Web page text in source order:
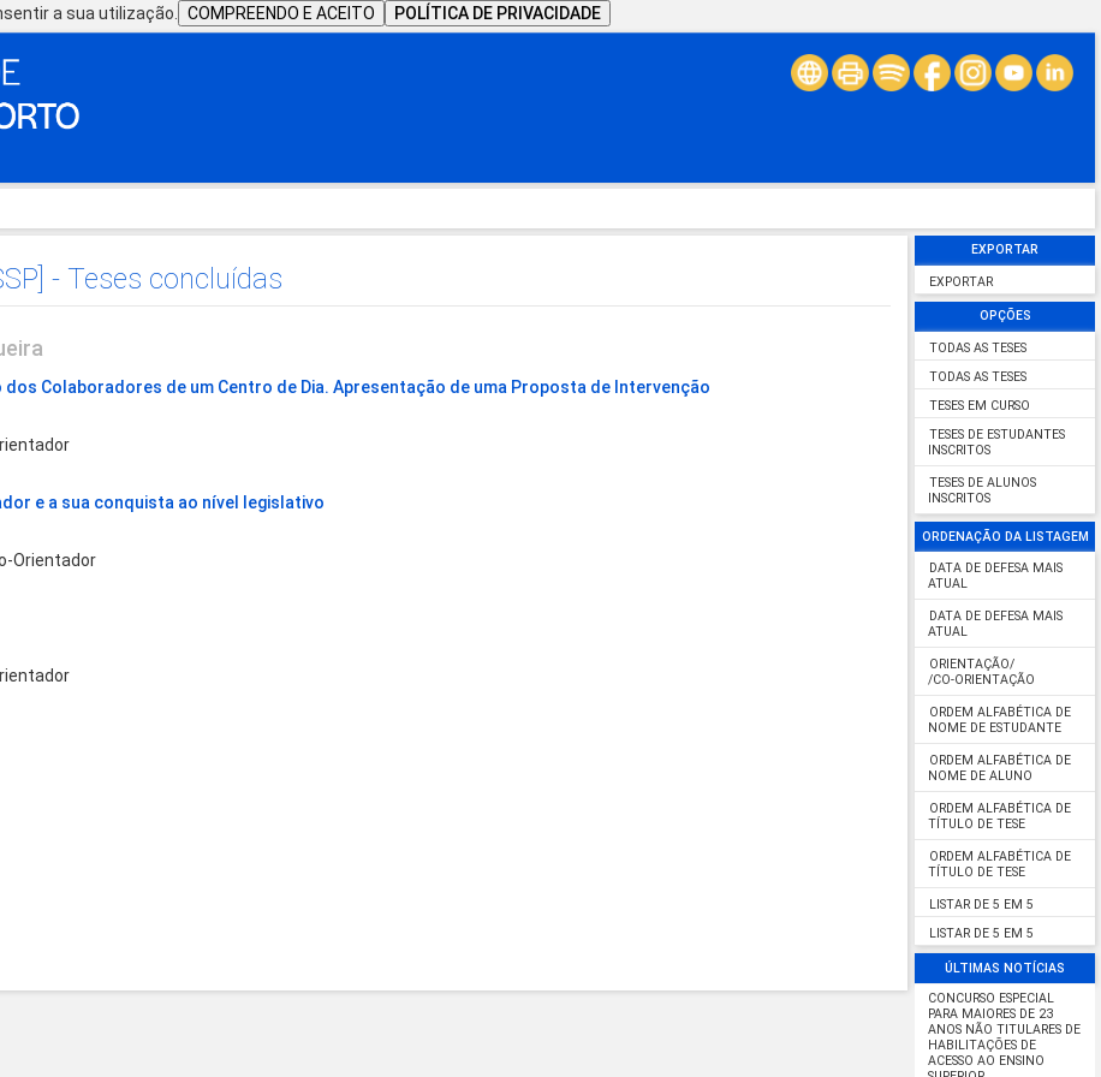
a sua utilização. COMPREENDO E ACEITO POLÍTICA DE PRIVACIDADE
EXPORTAR
EXPORTAR
OPÇÕES
TODAS AS TESES
TODAS AS TESES
TESES EM CURSO
TESES DE ESTUDANTES
INSCRITOS
TESES DE ALUNOS
INSCRITOS
ORDENAÇÃO DA LISTAGEM
DATA DE DEFESA MAIS
ATUAL
DATA DE DEFESA MAIS
ATUAL
ORIENTAÇÃO/
/CO-ORIENTAÇÃO
ORDEM ALFABÉTICA DE
NOME DE ESTUDANTE
ORDEM ALFABÉTICA DE
NOME DE ALUNO
ORDEM ALFABÉTICA DE
TÍTULO DE TESE
ORDEM ALFABÉTICA DE
TÍTULO DE TESE
LISTAR DE 5 EM 5
LISTAR DE 5 EM 5
ÚLTIMAS NOTÍCIAS
CONCURSO ESPECIAL
PARA MAIORES DE 23
ANOS NÃO TITULARES DE
HABILITAÇÕES DE
ACESSO AO ENSINO
- Teses concluídas
Colaboradores de um Centro de Dia. Apresentação de uma Proposta de Intervenção
e a sua conquista ao nível legislativo
Orientador